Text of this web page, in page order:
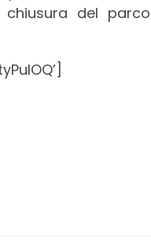
del parco